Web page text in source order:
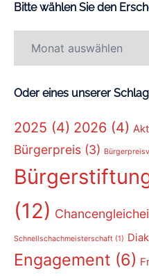
Bitte wählen Sie den
Oder eines unserer
2025 (4) 2026 (4)
Bürgerpreis (3)
(12)
Schnellschachmeisterschaft (1)
Engagement (6)